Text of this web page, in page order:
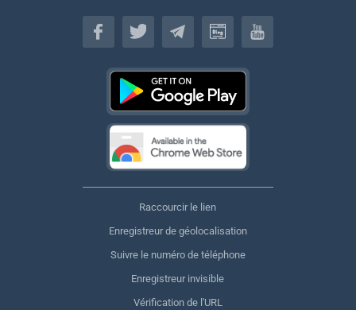
Français
Raccourcir le lien
Enregistreur de géolocalisation
Suivre le numéro de téléphone
Enregistreur invisible
Vérification de l'URL